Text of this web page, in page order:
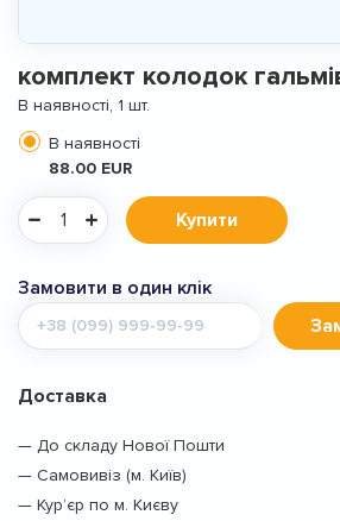
комплект колодок
В наявності, 1 шт.
В наявності
88.00 EUR
Купити
Замовити в один клік
Мобільний
телефон
Доставка
— До складу Нової Пошти
— Самовивіз (м. Київ)
— Кур’єр по м. Києву